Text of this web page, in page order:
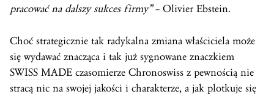
pracować na dalszy sukces firmy”– Olivier Ebstein.
Choć strategicznie tak radykalna zmiana właściciela może
się wydawać znacząca i tak już sygnowane znaczkiem
SWISS MADE czasomierze Chronoswiss z pewnością nie
stracą nic na swojej jakości i charakterze, a jak plotkuje się